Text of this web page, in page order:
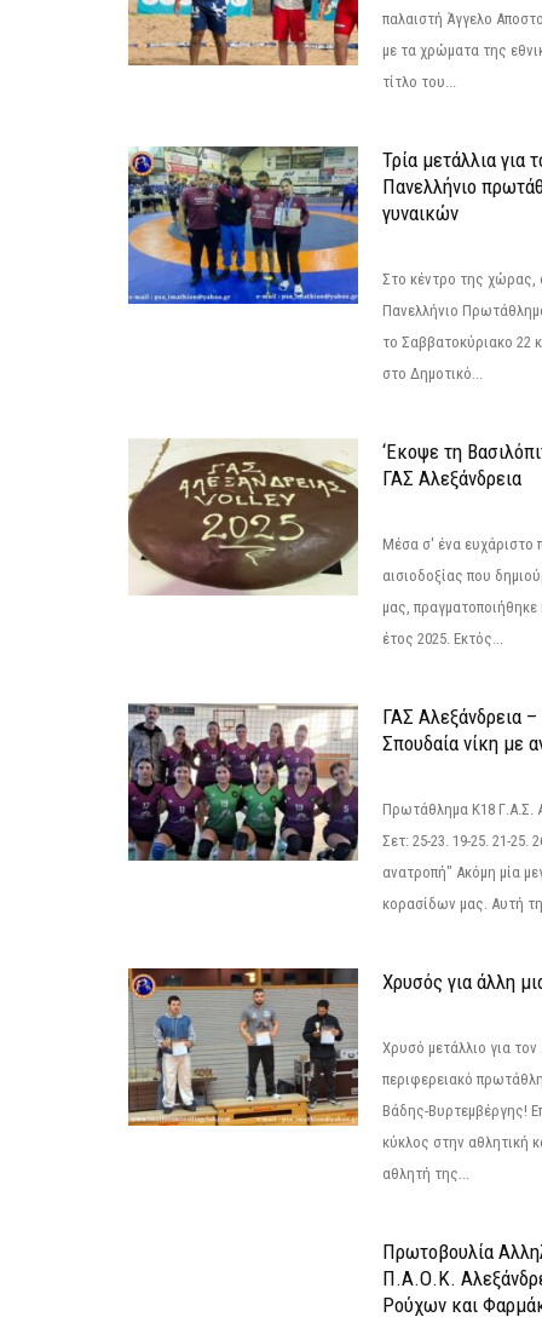
παλαιστή Άγγελο
με τα χρώματα της
τίτλο του...
Τρία μετάλλια για
Πανελλήνιο
γυναικών
Στο κέντρο της χώρας,
Πανελλήνιο
το Σαββατοκύριακο 22
στο Δημοτικό...
‘Εκοψε τη
ΓΑΣ Αλεξάνδρεια
Μέσα σ' ένα ευχάριστο
αισιοδοξίας που
μας,
έτος 2025. Εκτός...
ΓΑΣ Αλεξάνδρεια
Σπουδαία νίκη με
Πρωτάθλημα Κ18 Γ.Α.Σ.
Σετ: 25-23. 19-25. 21-25.
ανατροπή" Ακόμη μία
κορασίδων μας. Αυτή
Χρυσός για άλλη
Χρυσό μετάλλιο για
περιφερειακό
Βάδης-Βυρτεμβέργης!
κύκλος στην αθλητική
αθλητή της...
Πρωτοβουλία
Π.Α.Ο.Κ.
Ρούχων και